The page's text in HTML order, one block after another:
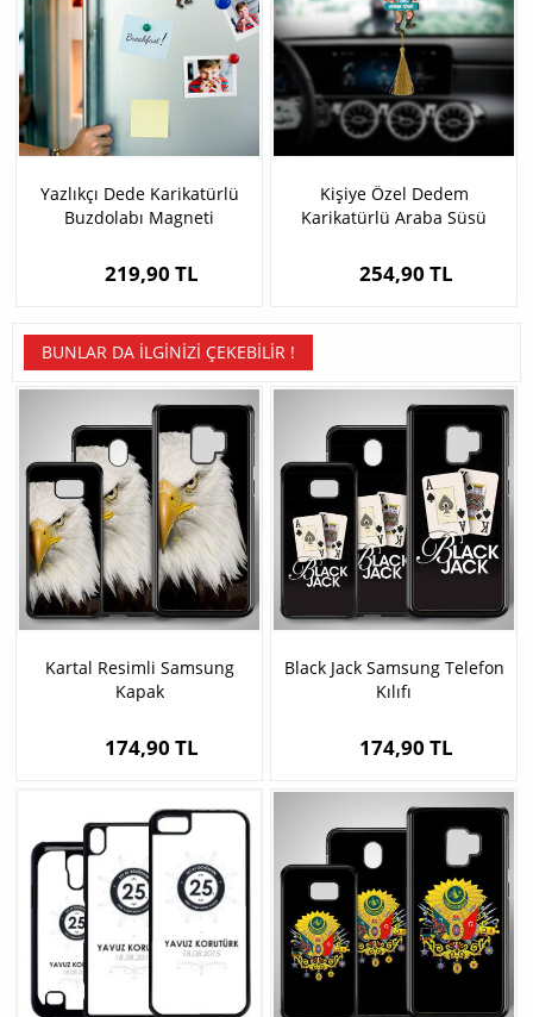
Yazlıkçı Dede Karikatürlü
Buzdolabı Magneti
219,90 TL
Kişiye Özel Dedem
Karikatürlü Araba Süsü
254,90 TL
BUNLAR DA İLGINIZI ÇEKEBILIR !
Kartal Resimli Samsung
Kapak
174,90 TL
Black Jack Samsung Telefon
Kılıfı
174,90 TL